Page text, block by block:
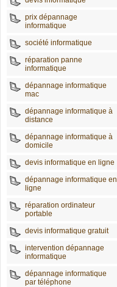
prix dépannage
informatique
société informatique
réparation panne
informatique
dépannage informatique
mac
dépannage informatique à
distance
dépannage informatique à
domicile
devis informatique en ligne
dépannage informatique en
ligne
réparation ordinateur
portable
devis informatique gratuit
intervention dépannage
informatique
dépannage informatique
par téléphone